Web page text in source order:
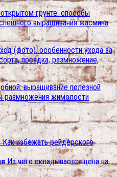
грунте. способы
выращивания жасмина
(фото). особенности ухода за
посадка, размножение,
выращивание полезной
размножения жимолости
Как избежать рейдерского
Из чего складывается цена на